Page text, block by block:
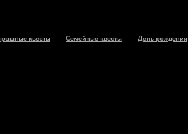
День рождения
квесты Семейные квесты